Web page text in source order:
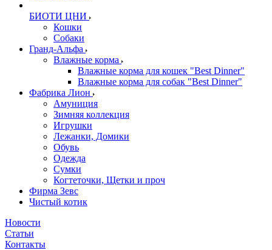
БИОТИ ЦНИ
Кошки
Собаки
Гранд-Альфа
Влажные корма
Влажные корма для кошек "Best Dinner"
Влажные корма для собак "Best Dinner"
Фабрика Лион
Амуниция
Зимняя коллекция
Игрушки
Лежанки, Домики
Обувь
Одежда
Сумки
Когтеточки, Щетки и проч
Фирма Зевс
Чистый котик
Новости
Статьи
Контакты